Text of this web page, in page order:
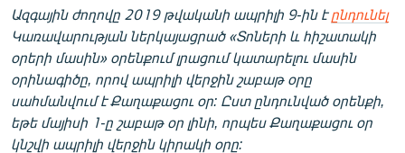
Ազգային ժողովը 2019 թվականի ապրիլի 9-ին էընդունել
Կառավարության ներկայացրած «Տոների և հիշատակի
օրերի մասին» օրենքում լրացում կատարելու մասին
օրինագիծը, որով ապրիլի վերջին շաբաթ օրը
սահմանվում է Քաղաքացու օր: Ըստ ընդունված օրենքի,
եթե մայիսի 1-ը շաբաթ օր լինի, որպես Քաղաքացու օր
կնշվի ապրիլի վերջին կիրակի օրը: